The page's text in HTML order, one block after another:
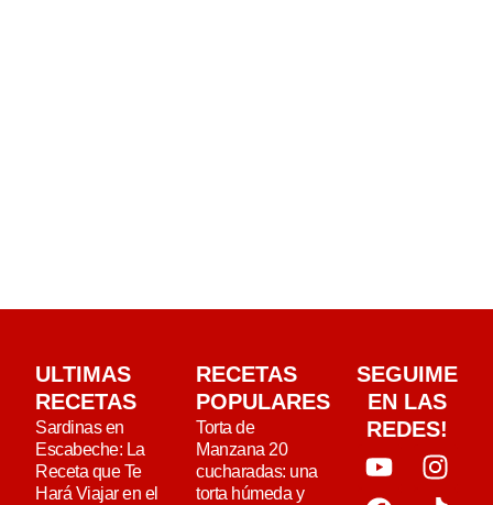
ULTIMAS
RECETAS
Sardinas en
Escabeche: La
Receta que Te
Hará Viajar en el
RECETAS
POPULARES
Torta de
Manzana 20
cucharadas: una
torta húmeda y
SEGUIME
EN LAS
REDES!